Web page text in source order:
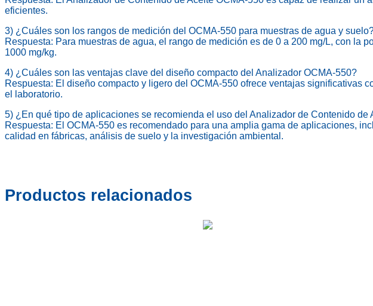
eficientes.
3) ¿Cuáles son los rangos de medición del OCMA-550 para muestras de agua y
Respuesta: Para muestras de agua, el rango de medición es de 0 a 200 mg/L, con la
1000 mg/kg.
4) ¿Cuáles son las ventajas clave del diseño compacto del Analizador OCMA-550?
Respuesta: El diseño compacto y ligero del OCMA-550 ofrece ventajas significativas
el laboratorio.
5) ¿En qué tipo de aplicaciones se recomienda el uso del Analizador de Contenido de
Respuesta: El OCMA-550 es recomendado para una amplia gama de aplicaciones,
calidad en fábricas, análisis de suelo y la investigación ambiental.
Productos relacionados